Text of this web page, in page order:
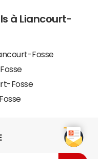
à Liancourt-
Fosse
Fosse